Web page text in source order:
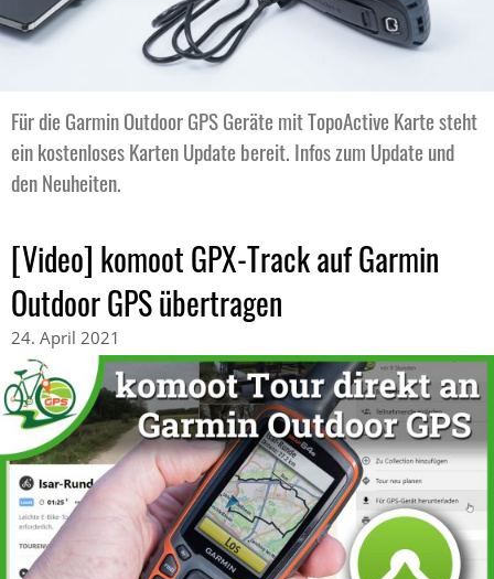
Für die Garmin Outdoor GPS Geräte mit TopoActive Karte steht
ein kostenloses Karten Update bereit. Infos zum Update und
den Neuheiten.
[Video] komoot GPX-Track auf Garmin
Outdoor GPS übertragen
24. April 2021